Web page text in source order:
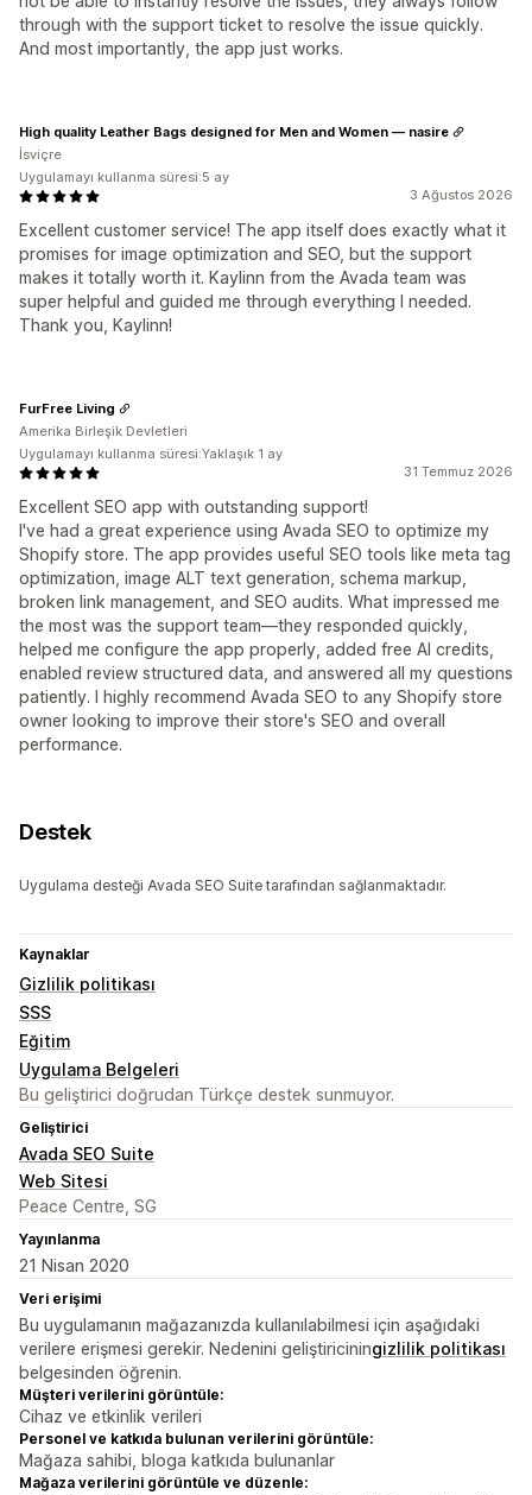
through with the support ticket to resolve the issue quickly.
And most importantly, the app just works.
3 Ağustos 2026
Excellent customer service! The app itself does exactly what it
promises for image optimization and SEO, but the support
makes it totally worth it. Kaylinn from the Avada team was
super helpful and guided me through everything I needed.
Thank you, Kaylinn!
High quality Leather Bags designed for Men and Women — nasire
İsviçre
Uygulamayı kullanma süresi:5 ay
31 Temmuz 2026
Excellent SEO app with outstanding support!
I've had a great experience using Avada SEO to optimize my
Shopify store. The app provides useful SEO tools like meta tag
optimization, image ALT text generation, schema markup,
broken link management, and SEO audits. What impressed me
the most was the support team—they responded quickly,
helped me configure the app properly, added free AI credits,
enabled review structured data, and answered all my questions
patiently. I highly recommend Avada SEO to any Shopify store
owner looking to improve their store's SEO and overall
performance.
FurFree Living
Amerika Birleşik Devletleri
Uygulamayı kullanma süresi:Yaklaşık 1 ay
Destek
Uygulama desteği Avada SEO Suite tarafından sağlanmaktadır.
Kaynaklar
Gizlilik politikası
SSS
Eğitim
Uygulama Belgeleri
Bu geliştirici doğrudan Türkçe destek sunmuyor.
Geliştirici
Avada SEO Suite
Web Sitesi
Peace Centre, SG
Yayınlanma
21 Nisan 2020
Veri erişimi
Bu uygulamanın mağazanızda kullanılabilmesi için aşağıdaki
verilere erişmesi gerekir. Nedenini geliştiriciningizlilik politikası
belgesinden öğrenin.
Müşteri verilerini görüntüle:
Cihaz ve etkinlik verileri
Personel ve katkıda bulunan verilerini görüntüle:
Mağaza sahibi, bloga katkıda bulunanlar
Mağaza verilerini görüntüle ve düzenle: